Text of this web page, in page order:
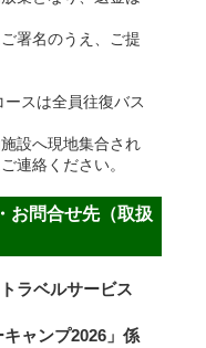
署名のうえ、ご提
スは全員往復バス
設へ現地集合され
連絡ください。
お問合せ先（取扱
ラベルサービス
キャンプ2026」係